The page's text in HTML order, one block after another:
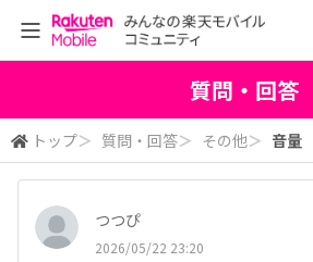
質問・回答
トップ＞ 質問・回答＞ その他＞ 音量
つつぴ
2026/05/22 23:20